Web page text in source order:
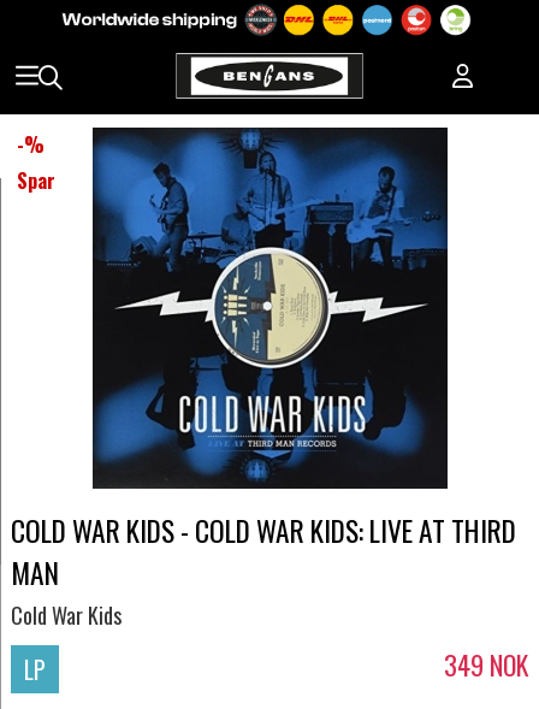
-%
Spar
COLD WAR KIDS - COLD WAR KIDS: LIVE AT THIRD
MAN
Cold War Kids
LP 349 NOK